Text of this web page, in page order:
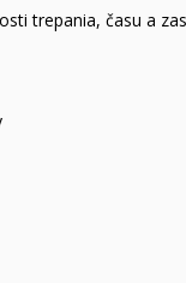
trepania, času a